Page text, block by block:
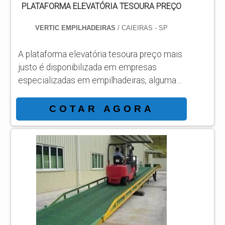
PLATAFORMA ELEVATÓRIA TESOURA PREÇO
VERTIC EMPILHADEIRAS/ CAIEIRAS - SP
A plataforma elevatória tesoura preço mais
justo é disponibilizada em empresas
especializadas em empilhadeiras, algumas
únicas, como capacidade de carga,
elevação e cabine protetora. As funções
deste equipamento Apresentando uma
plataforma espaçosa, segura e alcançando
verticalmente estruturas altas a plataforma
elevatória tesoura é recomendada para:
Elevar cargas; Produtos frágeis; Objetos em
diferentes locais. São bastante utilizadas
em galpões, armazéns,...
COTAR AGORA